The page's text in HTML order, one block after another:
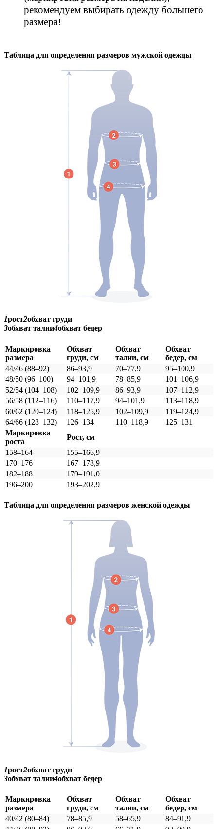
рекомендуем выбирать одежду большего
размера!
Таблица для определения размеров мужской одежды
1рост2обхват груди
3обхват талии4обхват бедер
Маркировка
размера
Обхват
груди, см
Обхват
талии, см
Обхват
бедер, см
44/46 (88–92)
86–93,9 70–77,9
95–100,9
48/50 (96–100)
94–101,9 78–85,9
101–106,9
52/54 (104–108)
102–109,9 86–93,9
107–112,9
56/58 (112–116)
110–117,9 94–101,9
113–118,9
60/62 (120–124)
118–125,9 102–109,9
119–124,9
64/66 (128–132)
126–134 110–118,9
125–131
Маркировка
роста
Рост, см
158–164
155–166,9
170–176
167–178,9
182–188
179–191,0
196–200
193–202,9
Таблица для определения размеров женской одежды
1рост2обхват груди
3обхват талии4обхват бедер
Маркировка
размера
Обхват
груди, см
Обхват
талии, см
Обхват
бедер, см
40/42 (80–84)
78–85,9 58–65,9
84–91,9